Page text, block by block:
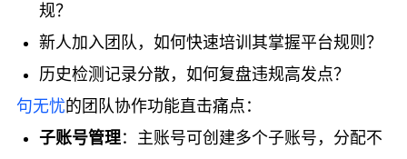
规？
新人加入团队，如何快速培训其掌握平台规则？
历史检测记录分散，如何复盘违规高发点？
句无忧的团队协作功能直击痛点：
子账号管理：主账号可创建多个子账号，分配不